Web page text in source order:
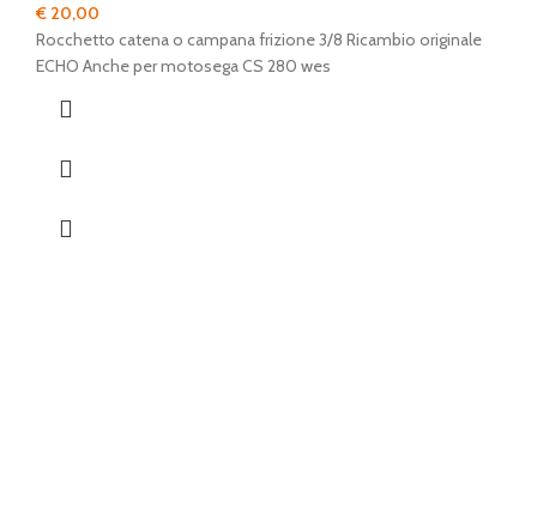
€ 20,00
Rocchetto catena o campana frizione 3/8 Ricambio originale
ECHO Anche per motosega CS 280 wes